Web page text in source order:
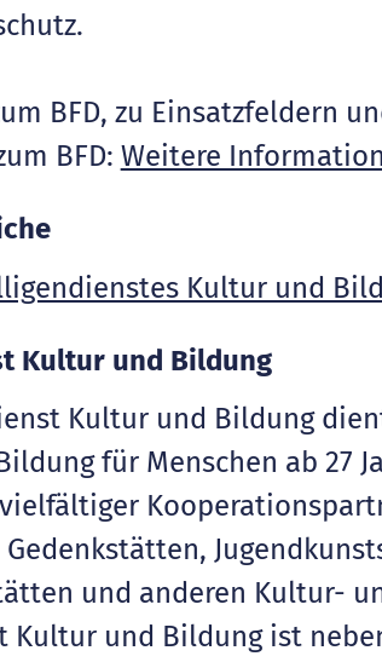
BFD, zu Einsatzfeldern
BFD: Weitere
Kultur und Bildung
Kultur und Bildung
für Menschen ab 27
und anderen Kultur-
und Bildung ist neben